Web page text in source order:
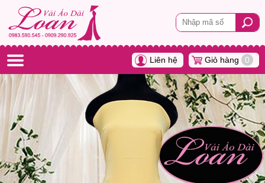
Liên hệ Giỏ hàng 0